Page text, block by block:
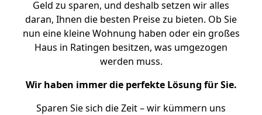
Geld zu sparen, und deshalb setzen wir alles
daran, Ihnen die besten Preise zu bieten. Ob Sie
nun eine kleine Wohnung haben oder ein großes
Haus in Ratingen besitzen, was umgezogen
werden muss.
Wir haben immer die perfekte Lösung für Sie.
Sparen Sie sich die Zeit – wir kümmern uns